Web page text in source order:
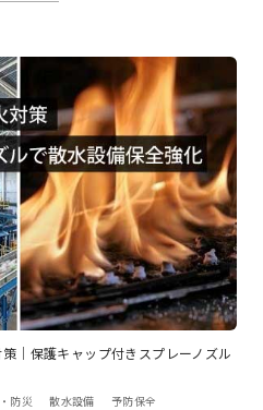
｜保護キャップ付きスプレーノズル
防災 散水設備 予防保全